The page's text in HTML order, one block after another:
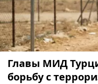
Главы МИД
борьбу с